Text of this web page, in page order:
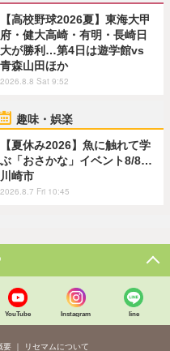
【高校野球2026夏】東海大甲
府・健大高崎・有明・長崎日
大が勝利…第4日は遊学館vs
青森山田ほか
2026.8.8 Sat 9:52
趣味・娯楽
【夏休み2026】魚に触れて学
ぶ「おさかな」イベント8/8…
川崎市
2026.8.7 Fri 10:45
YouTube Instagram line
要 リセマムについて